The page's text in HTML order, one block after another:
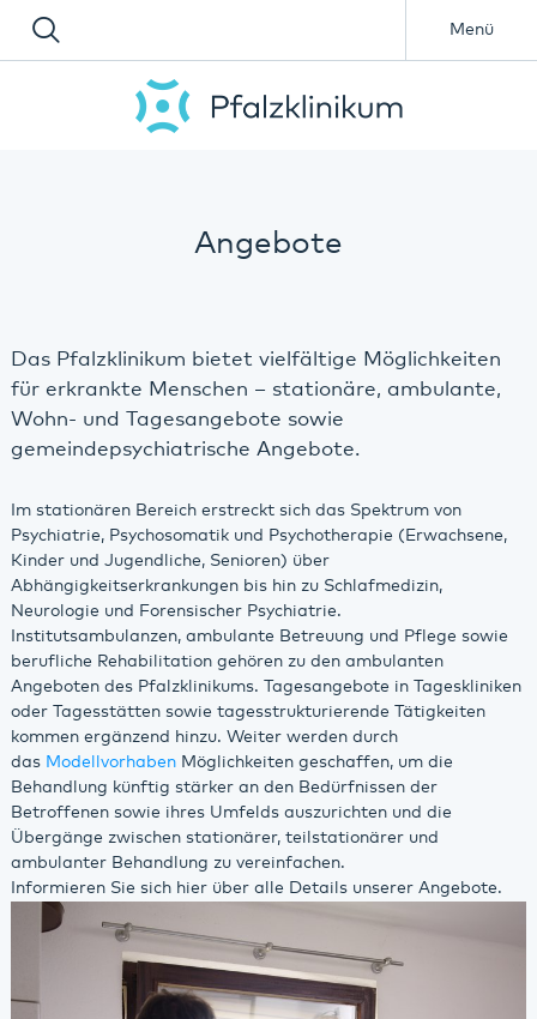
Menü
Angebote
Das Pfalzklinikum bietet vielfältige Möglichkeiten
für erkrankte Menschen – stationäre, ambulante,
Wohn- und Tagesangebote sowie
gemeindepsychiatrische Angebote.
Im stationären Bereich erstreckt sich das Spektrum von
Psychiatrie, Psychosomatik und Psychotherapie (Erwachsene,
Kinder und Jugendliche, Senioren) über
Abhängigkeitserkrankungen bis hin zu Schlafmedizin,
Neurologie und Forensischer Psychiatrie.
Institutsambulanzen, ambulante Betreuung und Pflege sowie
berufliche Rehabilitation gehören zu den ambulanten
Angeboten des Pfalzklinikums. Tagesangebote in Tageskliniken
oder Tagesstätten sowie tagesstrukturierende Tätigkeiten
kommen ergänzend hinzu. Weiter werden durch
das ModellvorhabenMöglichkeiten geschaffen, um die
Behandlung künftig stärker an den Bedürfnissen der
Betroffenen sowie ihres Umfelds auszurichten und die
Übergänge zwischen stationärer, teilstationärer und
ambulanter Behandlung zu vereinfachen.
Informieren Sie sich hier über alle Details unserer Angebote.